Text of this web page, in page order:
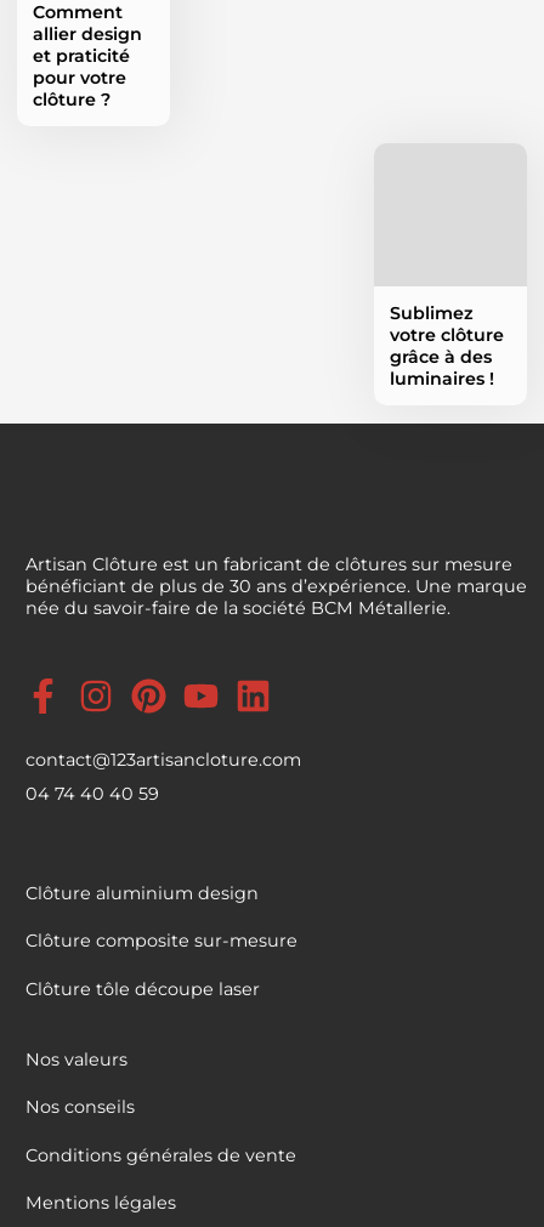
Comment
allier design
et praticité
pour votre
clôture ?
Sublimez
votre clôture
grâce à des
luminaires !
Artisan Clôture est un fabricant de clôtures sur mesure
bénéficiant de plus de 30 ans d’expérience. Une marque
née du savoir-faire de la société BCM Métallerie.
contact@123artisancloture.com
04 74 40 40 59
Clôture aluminium design
Clôture composite sur-mesure
Clôture tôle découpe laser
Nos valeurs
Nos conseils
Conditions générales de vente
Mentions légales